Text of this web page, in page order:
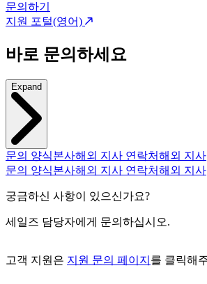
문의하기
지원 포털(영어)
바로 문의하세요
Expand
문의 양식본사해외 지사 연락처해외 지사
문의 양식본사해외 지사 연락처해외 지사
궁금하신 사항이 있으신가요?
세일즈 담당자에게 문의하십시오.
고객 지원은 지원 문의 페이지 를 클릭해